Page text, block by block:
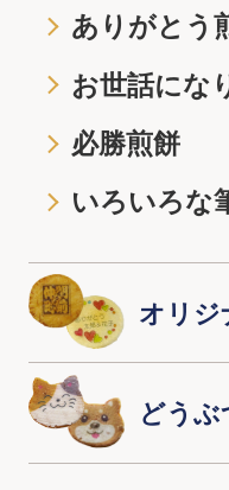
ありがとう
お世話にな
必勝煎餅
いろいろな
オリジ
どうぶ